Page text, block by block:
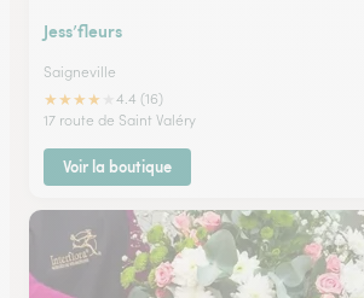
Jess’fleurs
Saigneville
★★★★
4.4 (16)
17 route de Saint Valéry
Voir la boutique